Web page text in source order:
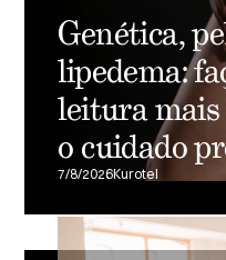
Genética,
lipedema:
leitura mais
o cuidado
7/8/2026Kurotel